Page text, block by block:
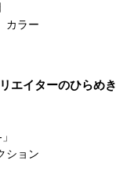
カラー
エイターのひらめき
ション